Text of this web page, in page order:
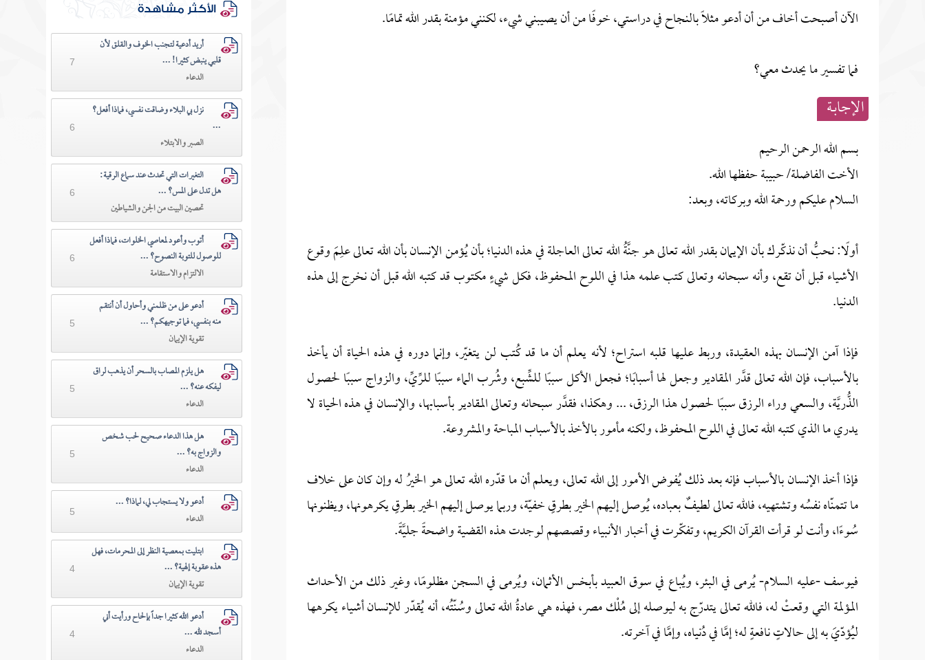
الآن أصبحت أخاف من أن أدعو مثلاً بالنجاح في دراستي، خوفًا من أن يصيبني شيء، لكنني مؤمنة بقدر الله تمامًا.
فما تفسير ما يحدث معي؟
الإجابــة
بسم الله الرحمن الرحيم
الأخت الفاضلة/ حبيبة حفظها الله.
السلام عليكم ورحمة الله وبركاته، وبعد:
أولًا: نحبُّ أن نذكّرك بأن الإيمان بقدر الله تعالى هو جنَّةُ الله تعالى العاجلة في هذه الدنيا؛ بأن يُؤمن الإنسان بأن الله تعالى علِمَ وقوع
الأشياء قبل أن تقع، وأنه سبحانه وتعالى كتب علمه هذا في اللوح المحفوظ، فكل شيءٍ مكتوب قد كتبه الله قبل أن نخرج إلى هذه
الدنيا.
فإذا آمن الإنسان بهذه العقيدة، وربط عليها قلبه استراح؛ لأنه يعلم أن ما قد كُتب لن يتغيّر، وإنما دوره في هذه الحياة أن يأخذ
بالأسباب، فإن الله تعالى قدَّر المقادير وجعل لها أسبابًا؛ فجعل الأكل سببًا للشِّبع، وشُرب الماء سببًا للرِّيِّ، والزواج سببًا لحصول
الذُّريَّة، والسعي وراء الرزق سببًا لحصول هذا الرزق، ... وهكذا، فقدَّر سبحانه وتعالى المقادير بأسبابها، والإنسان في هذه الحياة لا
يدري ما الذي كتبه الله تعالى في اللوح المحفوظ، ولكنه مأمور بالأخذ بالأسباب المباحة والمشروعة.
فإذا أخذ الإنسان بالأسباب فإنه بعد ذلك يُفوض الأمور إلى الله تعالى، ويعلم أن ما قدّره الله تعالى هو الخيرُ له وإن كان على خلاف
ما تتمنّاه نفسُه وتشتهيه، فالله تعالى لطيفٌ بعباده، يُوصل إليهم الخير بطرقٍ خفيّة، وربما يوصل إليهم الخير بطرقٍ يكرهونها، ويظنونها
سُوءًا، وأنت لو قرأت القرآن الكريم، وتفكّرت في أخبار الأنبياء وقصصهم لوجدت هذه القضية واضحةً جليَّةً.
فيوسف -عليه السلام- يُرمى في البئر، ويُباع في سوق العبيد بأبخس الأثمان، ويُرمى في السجن مظلومًا، وغير ذلك من الأحداث
المؤلمة التي وقعتْ له، فالله تعالى يتدرّج به ليوصله إلى مُلْك مصر، فهذه هي عادةُ الله تعالى وسُنّتُه، أنه يُقدّر للإنسان أشياء يكرهها
ليُؤدّيَ به إلى حالاتٍ نافعةٍ له؛ إمَّا في دُنياه، وإمَّا في آخرته.
الأكثر مشاهدة
أريد أدعية لتجنب الخوف والقلق لأن
قلبي ينبض كثيرا! ...
الدعاء
7
نزل بي البلاء وضاقت نفسي، فماذا أفعل؟
...
الصبر والابتلاء
6
التغيرات التي تحدث عند سماع الرقية:
هل تدل على المس؟ ...
تحصين البيت من الجن والشياطين
6
أتوب وأعود لمعاصي الخلوات، فماذا أفعل
للوصول للتوبة النصوح؟ ...
الالتزام والاستقامة
6
أدعو على من ظلمني وأحاول أن أنتقم
منه بنفسي، فما توجيهكم؟ ...
تقوية الإيمان
5
هل يلزم المصاب بالسحر أن يذهب لراق
ليفكه عنه؟ ...
الدعاء
5
هل هذا الدعاء صحيح لحب شخص
والزواج به؟ ...
الدعاء
5
أدعو ولا يستجاب لي، لماذا؟ ...
الدعاء
5
ابتليت بمعصية النظر إلى المحرمات، فهل
هذه عقوبة إلهية؟ ...
تقوية الإيمان
4
أدعو الله كثيرا جداً بإلحاح ورأيت أني
أسجد لله ...
الدعاء
4